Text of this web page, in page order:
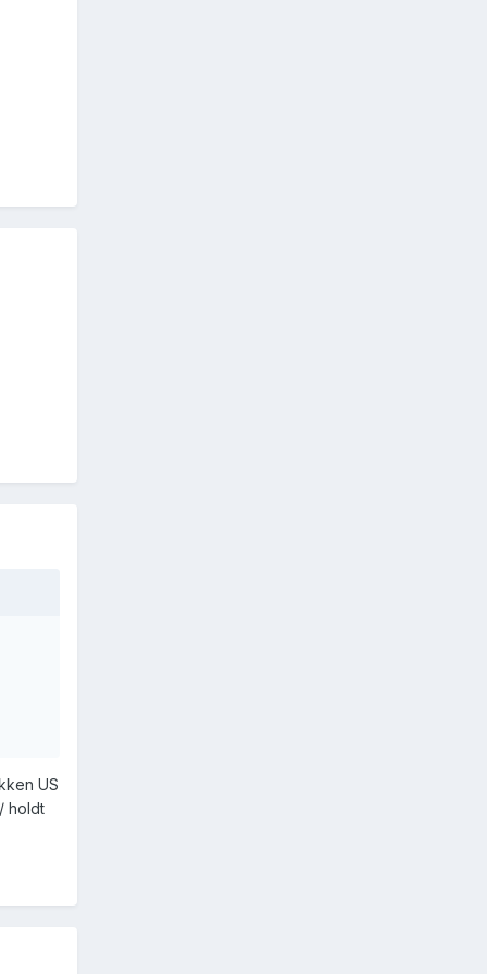
US
holdt